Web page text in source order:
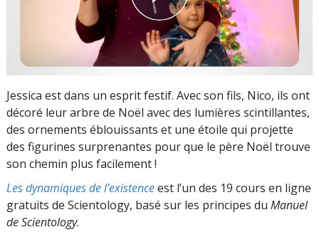
Jessica est dans un esprit festif. Avec son fils, Nico, ils ont
décoré leur arbre de Noël avec des lumières scintillantes,
des ornements éblouissants et une étoile qui projette
des figurines surprenantes pour que le père Noël trouve
son chemin plus facilement !
Les dynamiques de l’existenceest l’un des 19 cours en ligne
gratuits de Scientology, basé sur les principes du Manuel
de Scientology.